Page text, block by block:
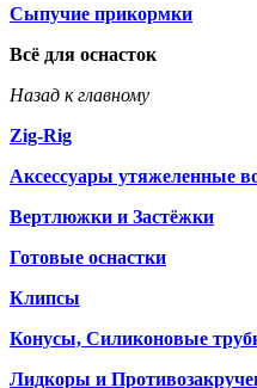
Сыпучие прикормки
Всё для оснасток
Назад к главному
Zig-Rig
Аксессуары утяжеленные
Вертлюжки и Застёжки
Готовые оснастки
Клипсы
Конусы, Силиконовые
Лидкоры и